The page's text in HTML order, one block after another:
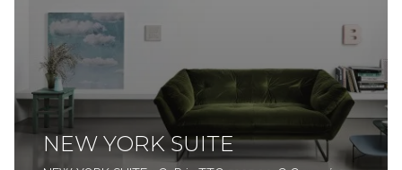
NEW YORK SUITE